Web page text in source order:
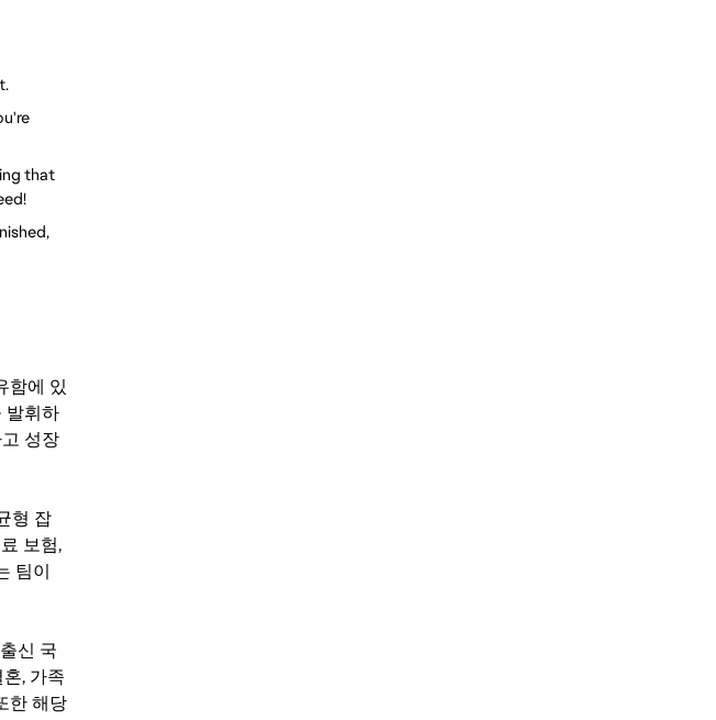
that
함에 있
발휘하
성장
형 잡
보험,
팀이
신 국
, 가족
한 해당